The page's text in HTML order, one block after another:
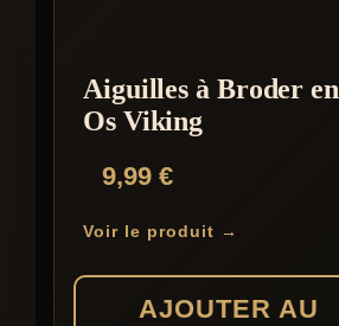
Aiguilles à Broder en
Os Viking
9,99 €
Voir le produit →
AJOUTER AU